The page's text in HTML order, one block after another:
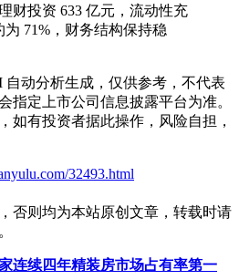
财投资 633 亿元，流动性充
71%，财务结构保持稳
自动分析生成，仅供参考，不代表
指定上市公司信息披露平台为准。
如有投资者据此操作，风险自担，
32493.html
否则均为本站原创文章，转载时请
连续四年精装房市场占有率第一